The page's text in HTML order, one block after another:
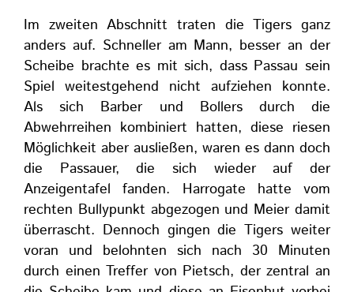
Im zweiten Abschnitt traten die Tigers ganz
anders auf. Schneller am Mann, besser an der
Scheibe brachte es mit sich, dass Passau sein
Spiel weitestgehend nicht aufziehen konnte.
Als sich Barber und Bollers durch die
Abwehrreihen kombiniert hatten, diese riesen
Möglichkeit aber ausließen, waren es dann doch
die Passauer, die sich wieder auf der
Anzeigentafel fanden. Harrogate hatte vom
rechten Bullypunkt abgezogen und Meier damit
überrascht. Dennoch gingen die Tigers weiter
voran und belohnten sich nach 30 Minuten
durch einen Treffer von Pietsch, der zentral an